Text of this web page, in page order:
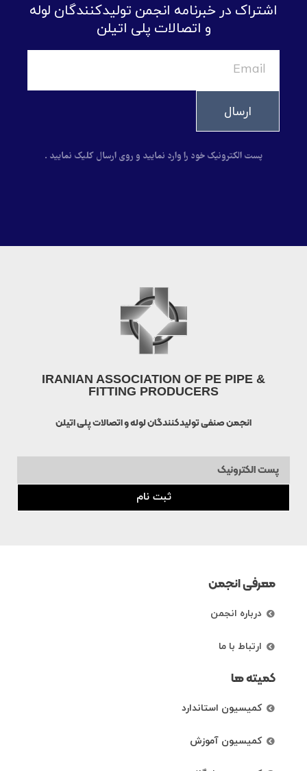
اشتراک در خبرنامه انجمن تولیدکنندگان لوله
و اتصالات پلی اتیلن
ارسال
پست الکترونیک خود را وارد نمایید و روی ارسال کلیک نمایید .
IRANIAN ASSOCIATION OF PE PIPE &
FITTING PRODUCERS
انجمن صنفی تولیدکنندگان لوله و اتصالات پلی اتیلن
ثبت نام
معرفی انجمن
درباره انجمن
ارتباط با ما
کمیته ها
کمیسیون استاندارد
کمیسیون آموزش